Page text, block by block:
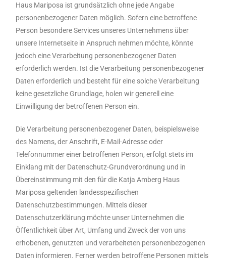
Haus Mariposa ist grundsätzlich ohne jede Angabe
personenbezogener Daten möglich. Sofern eine betroffene
Person besondere Services unseres Unternehmens über
unsere Internetseite in Anspruch nehmen möchte, könnte
jedoch eine Verarbeitung personenbezogener Daten
erforderlich werden. Ist die Verarbeitung personenbezogener
Daten erforderlich und besteht für eine solche Verarbeitung
keine gesetzliche Grundlage, holen wir generell eine
Einwilligung der betroffenen Person ein.
Die Verarbeitung personenbezogener Daten, beispielsweise
des Namens, der Anschrift, E-Mail-Adresse oder
Telefonnummer einer betroffenen Person, erfolgt stets im
Einklang mit der Datenschutz-Grundverordnung und in
Übereinstimmung mit den für die Katja Amberg Haus
Mariposa geltenden landesspezifischen
Datenschutzbestimmungen. Mittels dieser
Datenschutzerklärung möchte unser Unternehmen die
Öffentlichkeit über Art, Umfang und Zweck der von uns
erhobenen, genutzten und verarbeiteten personenbezogenen
Daten informieren. Ferner werden betroffene Personen mittels